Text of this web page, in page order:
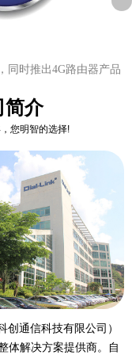
路由器产品 成功
简介
您明智的选择!
创通信科技有限公司）
体解决方案提供商。自